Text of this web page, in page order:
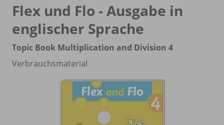
Flex und Flo - Ausgabe in
englischer Sprache
Topic Book Multiplication and Division 4
Verbrauchsmaterial